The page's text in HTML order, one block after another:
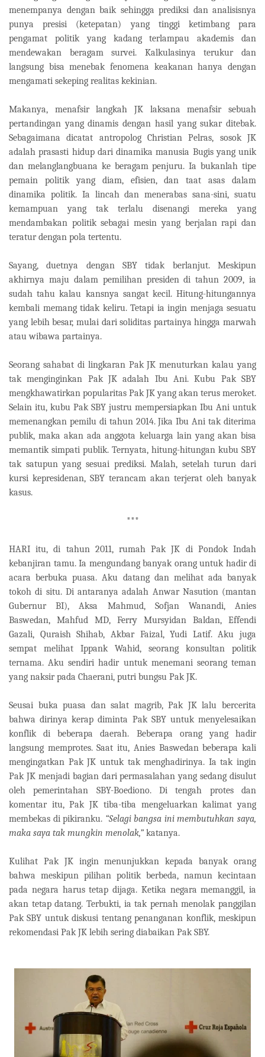
menempanya dengan baik sehingga prediksi dan analisisnya
punya presisi (ketepatan) yang tinggi ketimbang para
pengamat politik yang kadang terlampau akademis dan
mendewakan beragam survei. Kalkulasinya terukur dan
langsung bisa menebak fenomena keakanan hanya dengan
mengamati sekeping realitas kekinian.
Makanya, menafsir langkah JK laksana menafsir sebuah
pertandingan yang dinamis dengan hasil yang sukar ditebak.
Sebagaimana dicatat antropolog Christian Pelras, sosok JK
adalah prasasti hidup dari dinamika manusia Bugis yang unik
dan melanglangbuana ke beragam penjuru. Ia bukanlah tipe
pemain politik yang diam, efisien, dan taat asas dalam
dinamika politik. Ia lincah dan menerabas sana-sini, suatu
kemampuan yang tak terlalu disenangi mereka yang
mendambakan politik sebagai mesin yang berjalan rapi dan
teratur dengan pola tertentu.
Sayang, duetnya dengan SBY tidak berlanjut. Meskipun
akhirnya maju dalam pemilihan presiden di tahun 2009, ia
sudah tahu kalau kansnya sangat kecil. Hitung-hitungannya
kembali memang tidak keliru. Tetapi ia ingin menjaga sesuatu
yang lebih besar, mulai dari soliditas partainya hingga marwah
atau wibawa partainya.
Seorang sahabat di lingkaran Pak JK menuturkan kalau yang
tak menginginkan Pak JK adalah Ibu Ani. Kubu Pak SBY
mengkhawatirkan popularitas Pak JK yang akan terus meroket.
Selain itu, kubu Pak SBY justru mempersiapkan Ibu Ani untuk
memenangkan pemilu di tahun 2014. Jika Ibu Ani tak diterima
publik, maka akan ada anggota keluarga lain yang akan bisa
memantik simpati publik. Ternyata, hitung-hitungan kubu SBY
tak satupun yang sesuai prediksi. Malah, setelah turun dari
kursi kepresidenan, SBY terancam akan terjerat oleh banyak
kasus.
***
HARI itu, di tahun 2011, rumah Pak JK di Pondok Indah
kebanjiran tamu. Ia mengundang banyak orang untuk hadir di
acara berbuka puasa. Aku datang dan melihat ada banyak
tokoh di situ. Di antaranya adalah Anwar Nasution (mantan
Gubernur BI), Aksa Mahmud, Sofjan Wanandi, Anies
Baswedan, Mahfud MD, Ferry Mursyidan Baldan, Effendi
Gazali, Quraish Shihab, Akbar Faizal, Yudi Latif. Aku juga
sempat melihat Ippank Wahid, seorang konsultan politik
ternama. Aku sendiri hadir untuk menemani seorang teman
yang naksir pada Chaerani, putri bungsu Pak JK.
Seusai buka puasa dan salat magrib, Pak JK lalu bercerita
bahwa dirinya kerap diminta Pak SBY untuk menyelesaikan
konflik di beberapa daerah. Beberapa orang yang hadir
langsung memprotes. Saat itu, Anies Baswedan beberapa kali
mengingatkan Pak JK untuk tak menghadirinya. Ia tak ingin
Pak JK menjadi bagian dari permasalahan yang sedang disulut
oleh pemerintahan SBY-Boediono. Di tengah protes dan
komentar itu, Pak JK tiba-tiba mengeluarkan kalimat yang
membekas di pikiranku. “Selagi bangsa ini membutuhkan saya,
maka saya tak mungkin menolak,” katanya.
Kulihat Pak JK ingin menunjukkan kepada banyak orang
bahwa meskipun pilihan politik berbeda, namun kecintaan
pada negara harus tetap dijaga. Ketika negara memanggil, ia
akan tetap datang. Terbukti, ia tak pernah menolak panggilan
Pak SBY untuk diskusi tentang penanganan konflik, meskipun
rekomendasi Pak JK lebih sering diabaikan Pak SBY.